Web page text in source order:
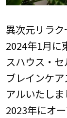
異次元リラク
2024年1月に
スハウス・
ブレインケ
アルいたしま
2023年にオ